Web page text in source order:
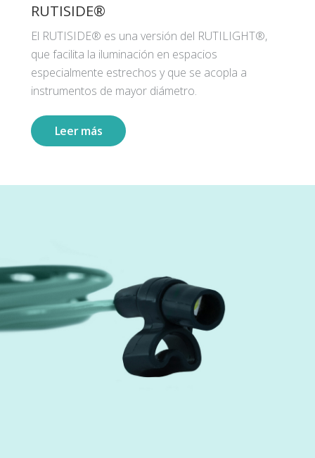
RUTISIDE®
El RUTISIDE® es una versión del RUTILIGHT®,
que facilita la iluminación en espacios
especialmente estrechos y que se acopla a
instrumentos de mayor diámetro.
Leer más